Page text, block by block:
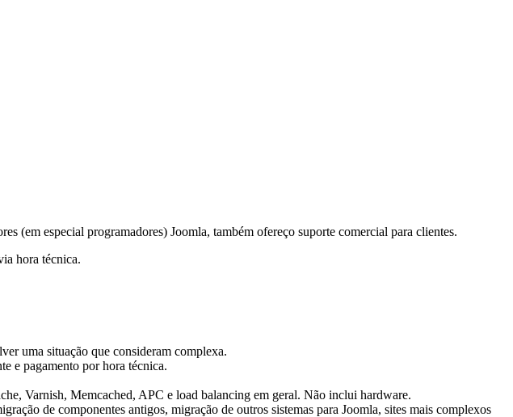
(em especial programadores) Joomla, também ofereço suporte comercial para clientes.
hora técnica.
uma situação que consideram complexa.
e pagamento por hora técnica.
Varnish, Memcached, APC e load balancing em geral. Não inclui hardware.
de componentes antigos, migração de outros sistemas para Joomla, sites mais complexos